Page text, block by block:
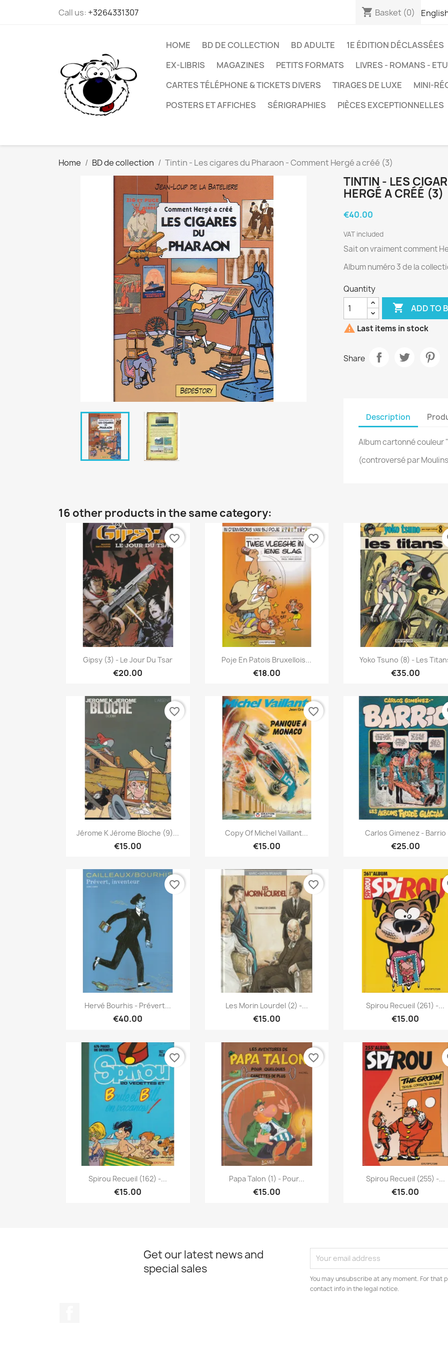
Call us: +3264331307 shopping_cart Basket (0)
HOME BD DE COLLECTION BD ADULTE 1E ÉDITION DÉCLASSÉES
EX-LIBRIS
MAGAZINES PETITS FORMATS LIVRES - ROMANS -
CARTES TÉLÉPHONE & TICKETS DIVERS
TIRAGES DE LUXE
MINI-
POSTERS ET AFFICHES
SÉRIGRAPHIES PIÈCES EXCEPTIONNELLES
Home BD de collection Tintin - Les cigares du Pharaon - Comment Hergé a créé (3)
TINTIN - LES
HERGÉ A CRÉÉ (3)
€40.00
VAT included
Sait on vraiment comment
Album numéro 3 de la
Quantity
 ADD TO
 Last items in stock
Share
Description
Album cartonné couleur
(controversé par
16 other products in the same category:
Quick view
Gipsy (3) - Le Jour Du Tsar
€20.00
favorite_border
Quick view
Poje En Patois Bruxellois...
€18.00
favorite_border
Quick view
Yoko Tsuno (8) - Les
€35.00
Quick view
Jérome K Jérome Bloche (9)...
€15.00
favorite_border
Quick view
Copy Of Michel Vaillant...
€15.00
favorite_border
Quick view
Carlos Gimenez - Barrio
€25.00
Quick view
Hervé Bourhis - Prévert...
€40.00
favorite_border
Quick view
Les Morin Lourdel (2) -...
€15.00
favorite_border
 Quick view
Spirou Recueil (261) -...
€15.00
 Quick view
Spirou Recueil (162) -...
€15.00
favorite_border
Quick view
Papa Talon (1) - Pour...
€15.00
favorite_border
 Quick view
Spirou Recueil (255) -...
€15.00
Get our latest news and
special sales
You may unsubscribe at any moment. For that
contact info in the legal notice.